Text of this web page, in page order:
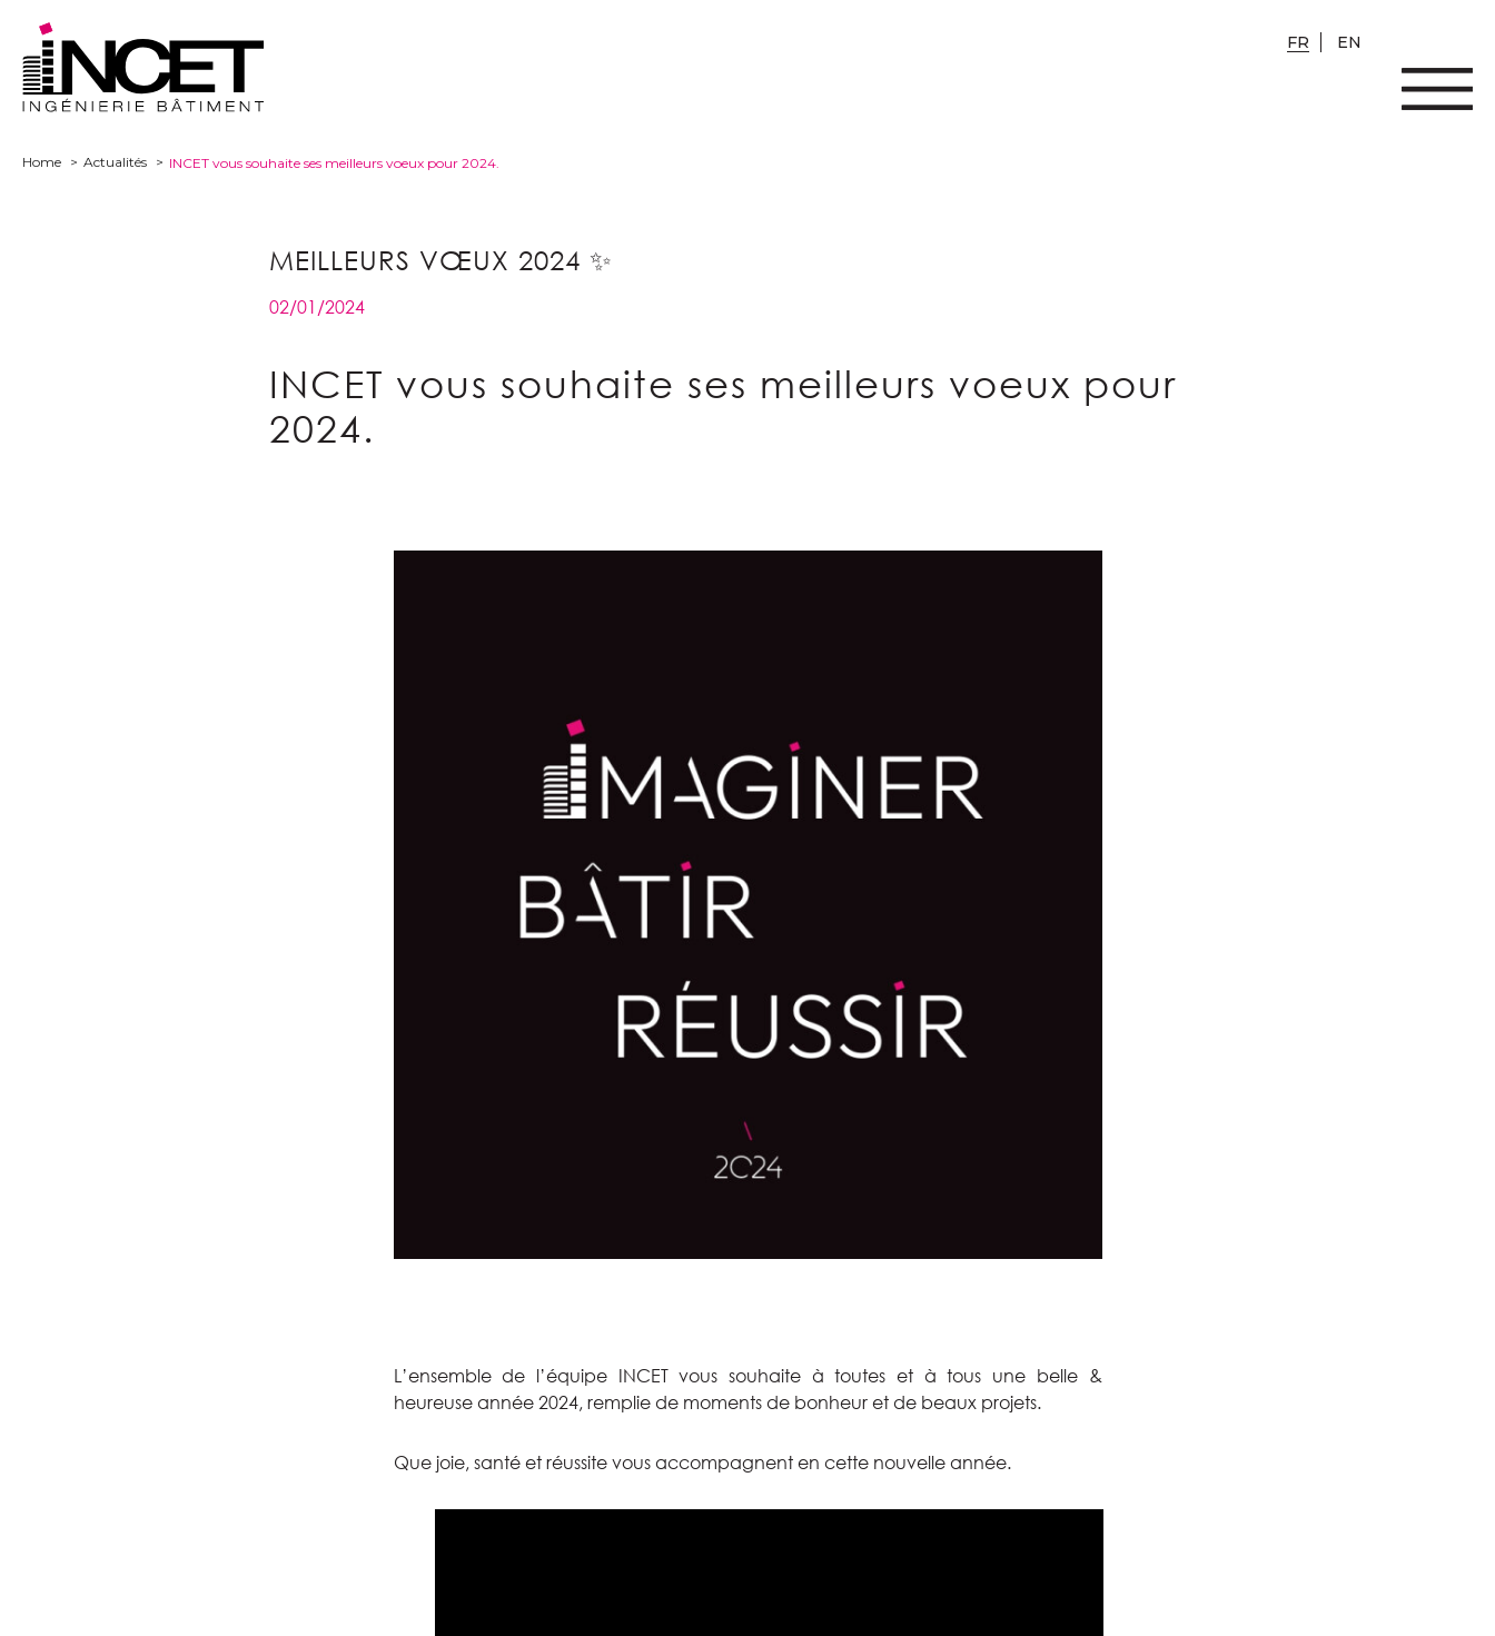
FR EN
Home Actualités INCET vous souhaite ses meilleurs voeux pour 2024.
MEILLEURS VŒUX 2024 ✨
02/01/2024
INCET vous souhaite ses meilleurs voeux pour
2024.
L’ensemble de l’équipe INCET vous souhaite à toutes et à tous une belle &
heureuse année 2024, remplie de moments de bonheur et de beaux projets.
Que joie, santé et réussite vous accompagnent en cette nouvelle année.